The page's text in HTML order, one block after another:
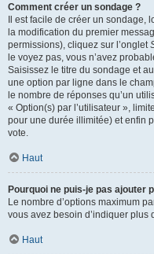
Comment créer un sondage ?
Il est facile de créer un sondage,
la modification du premier
permissions), cliquez sur l’onglet
le voyez pas, vous n’avez
Saisissez le titre du sondage et
une option par ligne dans le
le nombre de réponses qu’un
« Option(s) par l’utilisateur »,
pour une durée illimitée) et enfin
vote.
Haut
Pourquoi ne puis-je pas ajouter
Le nombre d’options maximum
vous avez besoin d’indiquer plus
Haut